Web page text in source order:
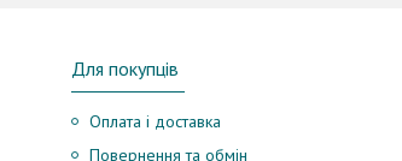
Для покупців
Оплата і доставка
Повернення та обмін